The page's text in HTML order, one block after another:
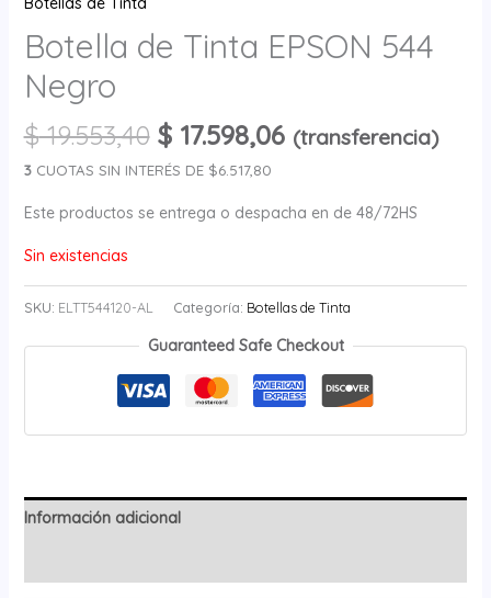
Botella de Tinta EPSON 544
Negro
$19.553,40 $17.598,06 (transferencia)
3CUOTAS SIN INTERÉS DE $6.517,80
Este productos se entrega o despacha en de 48/72HS
Sin existencias
SKU: ELTT544120-AL Categoría: Botellas de Tinta
Guaranteed Safe Checkout
Información adicional